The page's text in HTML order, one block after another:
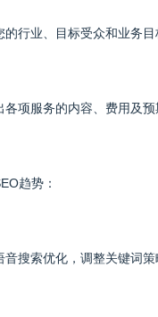
行业、目标受众和业务
项服务的内容、费用及
趋势：
搜索优化，调整关键词策